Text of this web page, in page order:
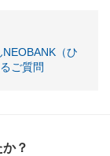
（ひ
ご質問
？